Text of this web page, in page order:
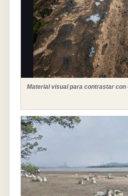
Material visual para contrastar